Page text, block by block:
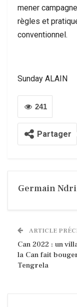
mener
règles et
conventionnel.
Sunday ALAIN
241
Partager
Germain Ndri
ARTICLE
Can 2022 : un
la Can fait
Tengrela